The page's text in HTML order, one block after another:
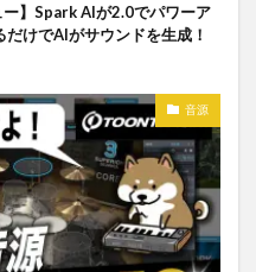
】Spark AIが2.0でパワーア
けでAIがサウンドを生成！
音源